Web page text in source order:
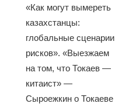
«Как могут вымереть
казахстанцы:
глобальные сценарии
рисков». «Выезжаем
на том, что Токаев —
китаист» —
Сыроежкин о Токаеве